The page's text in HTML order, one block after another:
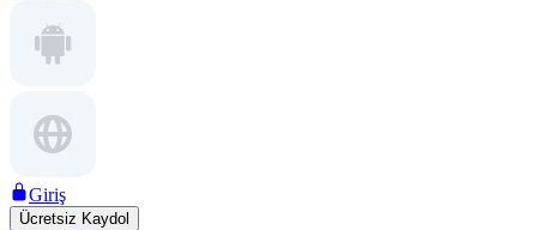
Giriş
Ücretsiz Kaydol